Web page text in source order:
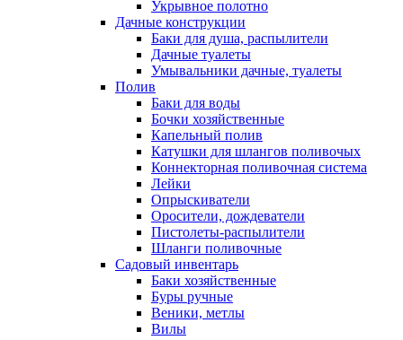
Укрывное полотно
Дачные конструкции
Баки для душа, распылители
Дачные туалеты
Умывальники дачные, туалеты
Полив
Баки для воды
Бочки хозяйственные
Капельный полив
Катушки для шлангов поливочых
Коннекторная поливочная система
Лейки
Опрыскиватели
Оросители, дождеватели
Пистолеты-распылители
Шланги поливочные
Садовый инвентарь
Баки хозяйственные
Буры ручные
Веники, метлы
Вилы